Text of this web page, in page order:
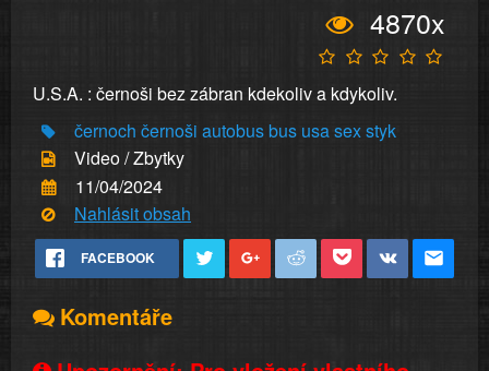
4870x
U.S.A. : černoši bez zábran kdekoliv a kdykoliv.
černoch černoši autobusbus usasexstyk
Video / Zbytky
11/04/2024
Nahlásit obsah
FACEBOOK
Komentáře